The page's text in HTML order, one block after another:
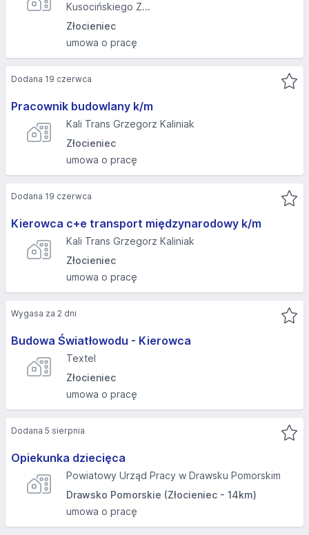
Kusocińskiego Z...
Złocieniec
umowa o pracę
Pracownik budowlany k/m
Kali Trans Grzegorz Kaliniak
Złocieniec
umowa o pracę
Dodana 19 czerwca
Kierowca c+e transport międzynarodowy k/m
Kali Trans Grzegorz Kaliniak
Złocieniec
umowa o pracę
Dodana 19 czerwca
Budowa Światłowodu - Kierowca
Textel
Złocieniec
umowa o pracę
Wygasa za 2 dni
Opiekunka dziecięca
Powiatowy Urząd Pracy w Drawsku Pomorskim
Drawsko Pomorskie (Złocieniec - 14km)
umowa o pracę
Dodana 5 sierpnia